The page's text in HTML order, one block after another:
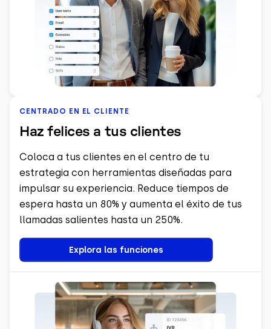
CENTRADO EN EL CLIENTE
Haz felices a tus clientes
Coloca a tus clientes en el centro de tu
estrategia con herramientas diseñadas para
impulsar su experiencia. Reduce tiempos de
espera hasta un 80% y aumenta el éxito de tus
llamadas salientes hasta un 250%.
Explora las funciones